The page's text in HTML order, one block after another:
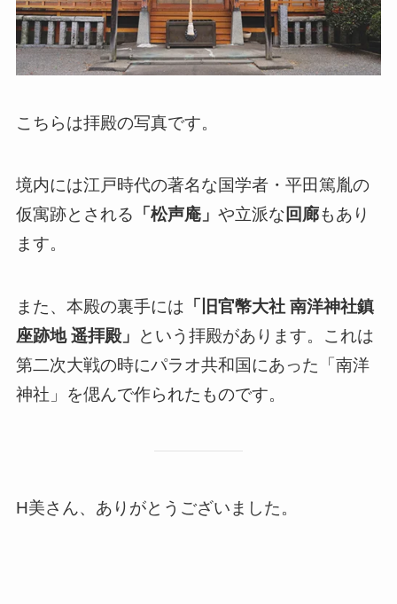
こちらは拝殿の写真です。
境内には江戸時代の著名な国学者・平田篤胤の
仮寓跡とされる 「松声庵」 や立派な回廊もあり
ます。
また、本殿の裏手には 「旧官幣大社 南洋神社鎮
座跡地 遥拝殿」
という拝殿があります。これは
第二次大戦の時にパラオ共和国にあった「南洋
神社」を偲んで作られたものです。
H美さん、ありがとうございました。